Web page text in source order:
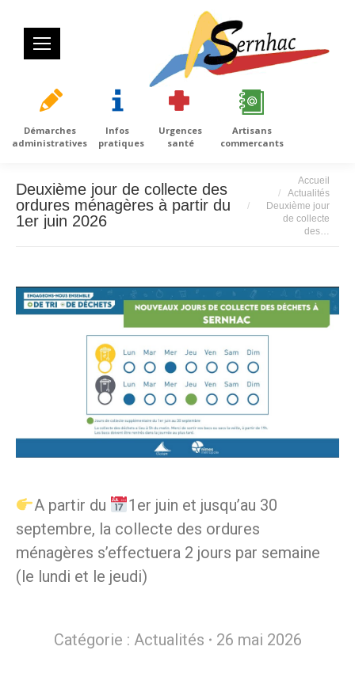
Démarches
administratives
Infos
pratiques
Urgences
santé
Artisans
commercants
Deuxième jour de collecte des
ordures ménagères à partir du
1er juin 2026
Vous êtes ici :
Accueil
Actualités
Deuxième jour
de collecte
des…
A partir du
1er juin et jusqu’au 30
septembre, la collecte des ordures
ménagères s’effectuera 2 jours par semaine
(le lundi et le jeudi)
Catégorie : Actualités 26 mai 2026